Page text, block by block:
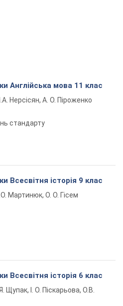
Англійська мова 11 клас
Нерсісян, А. О. Піроженко
стандарту
Всесвітня історія 9 клас
Мартинюк, О. О. Гісем
Всесвітня історія 6 клас
Я. Щупак, І. О. Піскарьова, О.В.